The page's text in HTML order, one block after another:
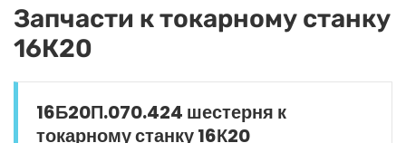
Запчасти к токарному станку
16К20
16Б20П.070.424 шестерня к
токарному станку 16К20